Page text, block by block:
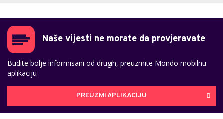
Naše vijesti ne morate da provjeravate
Budite bolje informisani od drugih, preuzmite Mondo mobilnu
aplikaciju
PREUZMI APLIKACIJU